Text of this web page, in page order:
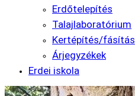
Erdőtelepítés
Talajlaboratórium
Kertépítés/fásítás
Árjegyzékek
Erdei iskola